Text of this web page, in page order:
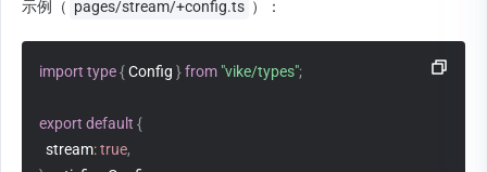
示例（ pages/stream/+config.ts ）：
import type{ Config }from "vike/types";
export default {
  stream
:true,